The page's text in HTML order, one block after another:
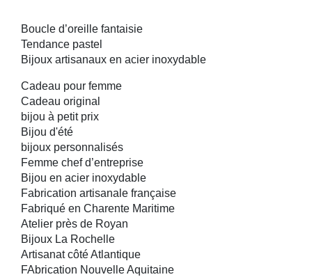
Boucle d’oreille fantaisie
Tendance pastel
Bijoux artisanaux en acier inoxydable
Cadeau pour femme
Cadeau original
bijou à petit prix
Bijou d'été
bijoux personnalisés
Femme chef d’entreprise
Bijou en acier inoxydable
Fabrication artisanale française
Fabriqué en Charente Maritime
Atelier près de Royan
Bijoux La Rochelle
Artisanat côté Atlantique
FAbrication Nouvelle Aquitaine